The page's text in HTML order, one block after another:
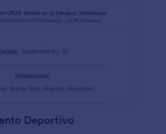
Deportivo